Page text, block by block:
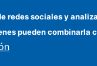
redes sociales y
pueden